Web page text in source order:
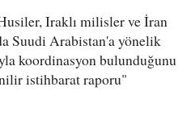
Iraklı milisler ve İran
Suudi Arabistan'a yönelik
koordinasyon bulunduğunu
istihbarat raporu"